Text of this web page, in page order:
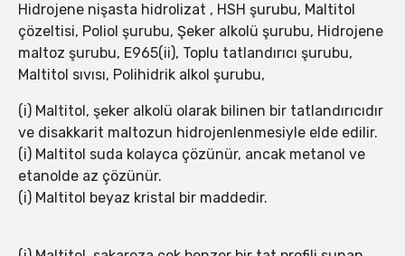
Hidrojene nişasta hidrolizat , HSH şurubu, Maltitol
çözeltisi, Poliol şurubu, Şeker alkolü şurubu, Hidrojene
maltoz şurubu, E965(ii), Toplu tatlandırıcı şurubu,
Maltitol sıvısı, Polihidrik alkol şurubu,
(i) Maltitol, şeker alkolü olarak bilinen bir tatlandırıcıdır
ve disakkarit maltozun hidrojenlenmesiyle elde edilir.
(i) Maltitol suda kolayca çözünür, ancak metanol ve
etanolde az çözünür.
(i) Maltitol beyaz kristal bir maddedir.